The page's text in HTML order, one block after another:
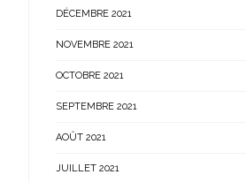
DÉCEMBRE 2021
NOVEMBRE 2021
OCTOBRE 2021
SEPTEMBRE 2021
AOÛT 2021
JUILLET 2021